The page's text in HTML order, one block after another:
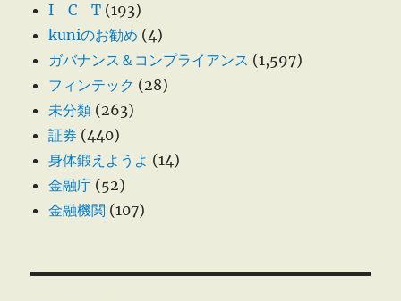
I C T (193)
kuniのお勧め (4)
ガバナンス＆コンプライアンス (1,597)
フィンテック (28)
未分類 (263)
証券 (440)
身体鍛えようよ (14)
金融庁 (52)
金融機関 (107)